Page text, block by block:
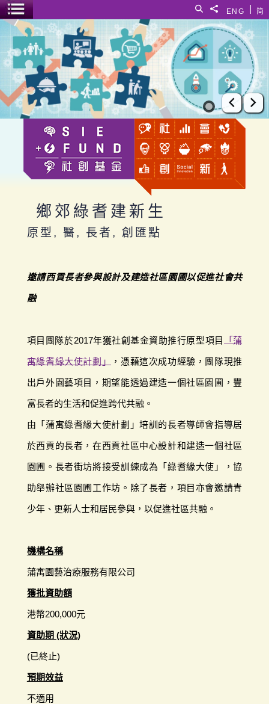
简
ENG
分享給
搜尋
選單開關
鄉郊綠耆建新生
上一張
下
鄉郊綠耆建新生
原型, 醫, 長者, 創匯點
邀請西貢長者參與設計及建造社區園圃以促進社會共
融
項目團隊於2017年獲社創基金資助推行原型項目 「蒲
寓綠耆緣大使計劃」 ，憑藉這次成功經驗，團隊現推
出戶外園藝項目，期望能透過建造一個社區園圃，豐
富長者的生活和促進跨代共融。
由「蒲寓綠耆緣大使計劃」培訓的長者導師會指導居
於西貢的長者，在西貢社區中心設計和建造一個社區
園圃。長者街坊將接受訓練成為「綠耆緣大使」，協
助舉辦社區園圃工作坊。除了長者，項目亦會邀請青
少年、更新人士和居民參與，以促進社區共融。
機構名稱
蒲寓園藝治療服務有限公司
獲批資助額
港幣200,000元
資助期 (狀況)
(已終止)
預期效益
不適用